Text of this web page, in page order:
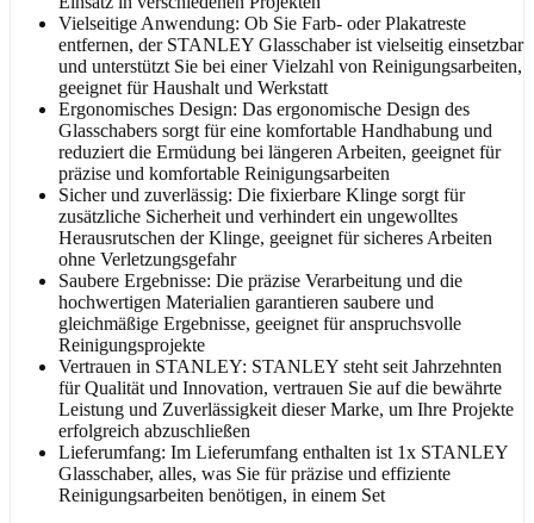
Vielseitige Anwendung: Ob Sie Farb- oder Plakatreste
entfernen, der STANLEY Glasschaber ist vielseitig einsetzbar
und unterstützt Sie bei einer Vielzahl von Reinigungsarbeiten,
geeignet für Haushalt und Werkstatt
Ergonomisches Design: Das ergonomische Design des
Glasschabers sorgt für eine komfortable Handhabung und
reduziert die Ermüdung bei längeren Arbeiten, geeignet für
präzise und komfortable Reinigungsarbeiten
Sicher und zuverlässig: Die fixierbare Klinge sorgt für
zusätzliche Sicherheit und verhindert ein ungewolltes
Herausrutschen der Klinge, geeignet für sicheres Arbeiten
ohne Verletzungsgefahr
Saubere Ergebnisse: Die präzise Verarbeitung und die
hochwertigen Materialien garantieren saubere und
gleichmäßige Ergebnisse, geeignet für anspruchsvolle
Reinigungsprojekte
Vertrauen in STANLEY: STANLEY steht seit Jahrzehnten
für Qualität und Innovation, vertrauen Sie auf die bewährte
Leistung und Zuverlässigkeit dieser Marke, um Ihre Projekte
erfolgreich abzuschließen
Lieferumfang: Im Lieferumfang enthalten ist 1x STANLEY
Glasschaber, alles, was Sie für präzise und effiziente
Reinigungsarbeiten benötigen, in einem Set